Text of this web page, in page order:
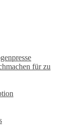
für zu